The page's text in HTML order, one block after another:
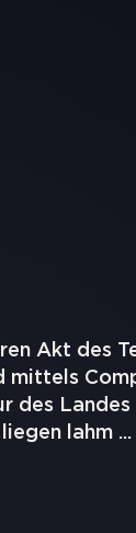
Akt des
mittels
des
lahm ...